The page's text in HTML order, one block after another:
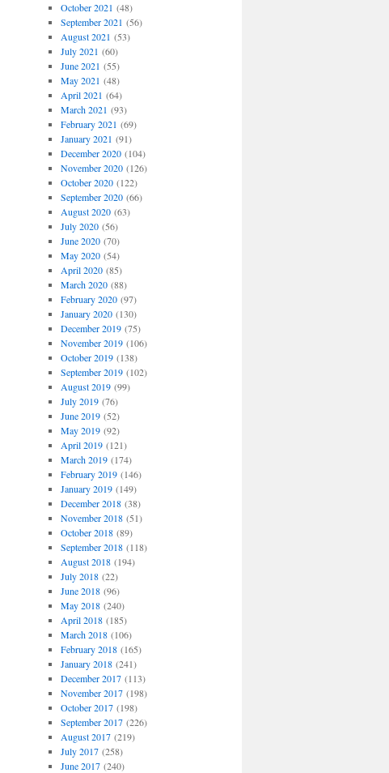
October 2021 (48)
September 2021 (56)
August 2021 (53)
July 2021 (60)
June 2021 (55)
May 2021 (48)
April 2021 (64)
March 2021 (93)
February 2021 (69)
January 2021 (91)
December 2020(104)
November 2020(126)
October 2020(122)
September 2020(66)
August 2020(63)
July 2020(56)
June 2020(70)
May 2020(54)
April 2020(85)
March 2020(88)
February 2020(97)
January 2020(130)
December 2019(75)
November 2019(106)
October 2019(138)
September 2019(102)
August 2019(99)
July 2019(76)
June 2019(52)
May 2019(92)
April 2019(121)
March 2019(174)
February 2019(146)
January 2019(149)
December 2018(38)
November 2018(51)
October 2018(89)
September 2018(118)
August 2018(194)
July 2018(22)
June 2018(96)
May 2018(240)
April 2018(185)
March 2018(106)
February 2018(165)
January 2018(241)
December 2017(113)
November 2017(198)
October 2017(198)
September 2017(226)
August 2017(219)
July 2017(258)
June 2017(240)